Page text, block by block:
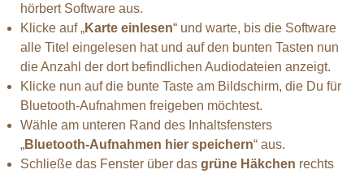
hörbert Software aus.
Klicke auf „Karte einlesen“ und warte, bis die Software
alle Titel eingelesen hat und auf den bunten Tasten nun
die Anzahl der dort befindlichen Audiodateien anzeigt.
Klicke nun auf die bunte Taste am Bildschirm, die Du für
Bluetooth-Aufnahmen freigeben möchtest.
Wähle am unteren Rand des Inhaltsfensters
„Bluetooth-Aufnahmen hier speichern“ aus.
Schließe das Fenster über das grüne Häkchen rechts